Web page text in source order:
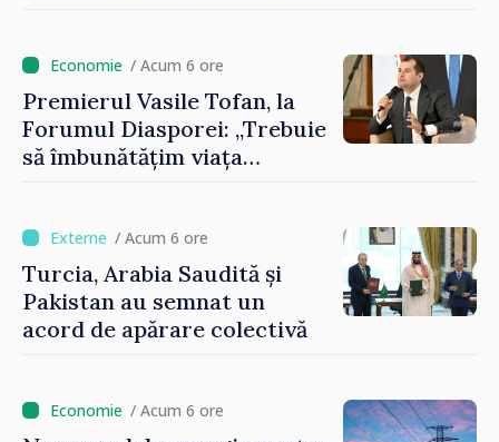
imaginii Republicii Moldova”
/ Acum 6 ore
Premierul Vasile Tofan, la
Forumul Diasporei: „Trebuie
să îmbunătățim viața
/ Acum 6 ore
Turcia, Arabia Saudită și
Pakistan au semnat un
acord de apărare colectivă
/ Acum 6 ore